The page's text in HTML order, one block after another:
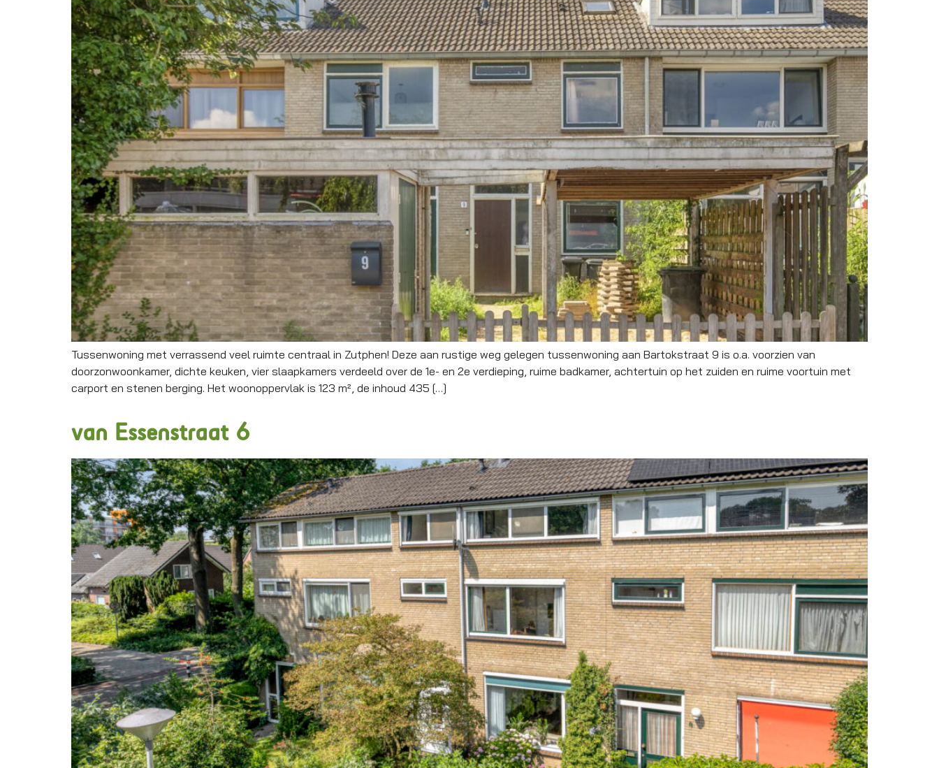
Tussenwoning met verrassend veel ruimte centraal in Zutphen! Deze aan rustige weg gelegen tussenwoning aan Bartokstraat 9 is o.a. voorzien van
doorzonwoonkamer, dichte keuken, vier slaapkamers verdeeld over de 1e- en 2e verdieping, ruime badkamer, achtertuin op het zuiden en ruime voortuin met
carport en stenen berging. Het woonoppervlak is 123 m², de inhoud 435 […]
van Essenstraat 6